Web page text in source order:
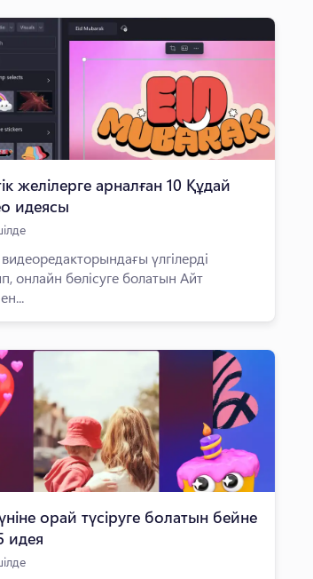
желілерге арналған 10 Құдай
идеясы
үлгілерді
онлайн бөлісуге болатын Айт
орай түсіруге болатын бейне
идея